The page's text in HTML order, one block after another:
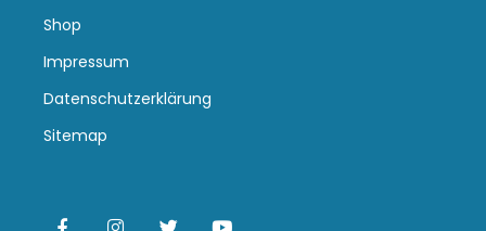
Shop
Impressum
Datenschutzerklärung
Sitemap